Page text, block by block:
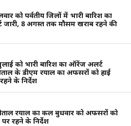
को पर्वतीय जिलों में भारी बारिश का
जारी, 8 अगस्त तक मौसम खराब रहने की
को भारी बारिश का ऑरेंज अलर्ट
के डीएम रयाल का अफसरों को हाई
के निर्देश
रयाल का कल बुधवार को अफसरों को
पर रहने के निर्देश